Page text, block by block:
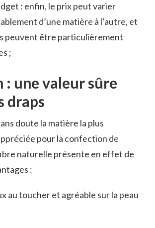
: enfin, le prix peut varier
d’une matière à l’autre, et
peuvent être particulièrement
;
: une valeur sûre
draps
doute la matière la plus
pour la confection de
naturelle présente en effet de
:
au toucher et agréable sur la peau